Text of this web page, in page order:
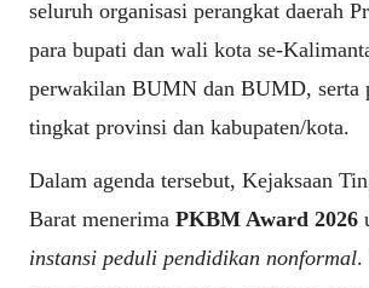
seluruh organisasi perangkat daerah
para bupati dan wali kota se-
perwakilan BUMN dan BUMD, serta
tingkat provinsi dan kabupaten/kota.
Dalam agenda tersebut, Kejaksaan
Barat menerima PKBM Award 2026
instansi peduli pendidikan nonformal.